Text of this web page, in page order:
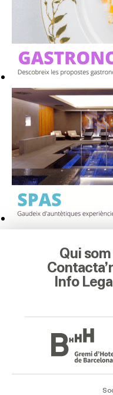
Activitats
On?
Qui som
Info